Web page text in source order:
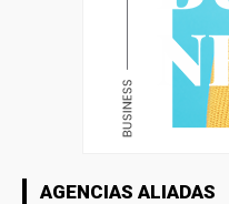
AGENCIAS ALIADAS